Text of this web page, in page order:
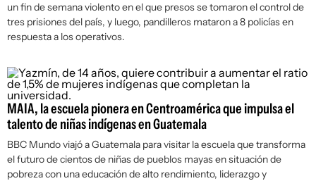
un fin de semana violento en el que presos se tomaron el control de
tres prisiones del país, y luego, pandilleros mataron a 8 policías en
respuesta a los operativos.
MAIA, la escuela pionera en Centroamérica que impulsa el
talento de niñas indígenas en Guatemala
BBC Mundo viajó a Guatemala para visitar la escuela que transforma
el futuro de cientos de niñas de pueblos mayas en situación de
pobreza con una educación de alto rendimiento, liderazgo y